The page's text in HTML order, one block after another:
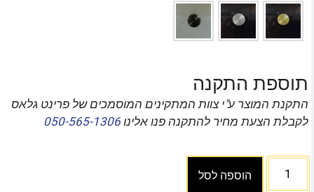
תוספת התקנה
התקנת המוצר ע"י צוות המתקינים המוסמכים של פרינט גלאס
לקבלת הצעת מחיר להתקנה פנו אלינו050-565-1306
הוספה לסל